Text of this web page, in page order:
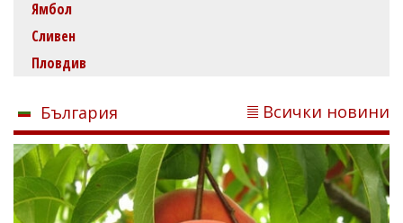
Ямбол
Сливен
Пловдив
България Всички новини